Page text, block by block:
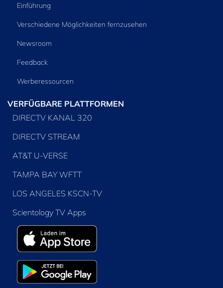
Einführung
Verschiedene Möglichkeiten fernzusehen
Newsroom
Feedback
Werberessourcen
VERFÜGBARE PLATTFORMEN
DIRECTV KANAL 320
DIRECTV STREAM
AT&T U-VERSE
TAMPA BAY WFTT
LOS ANGELES KSCN-TV
Scientology TV Apps